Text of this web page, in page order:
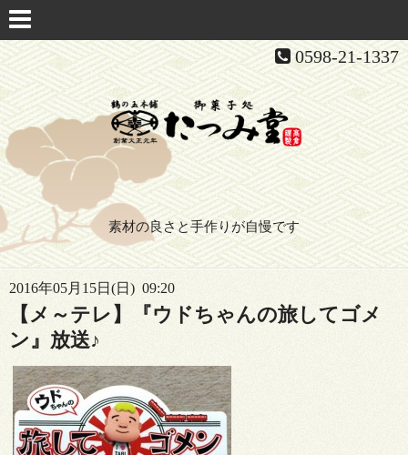
0598-21-1337
素材の良さと手作りが自慢です
2016年05月15日(日) 09:20
【メ～テレ】『ウドちゃんの旅してゴメ
ン』放送♪